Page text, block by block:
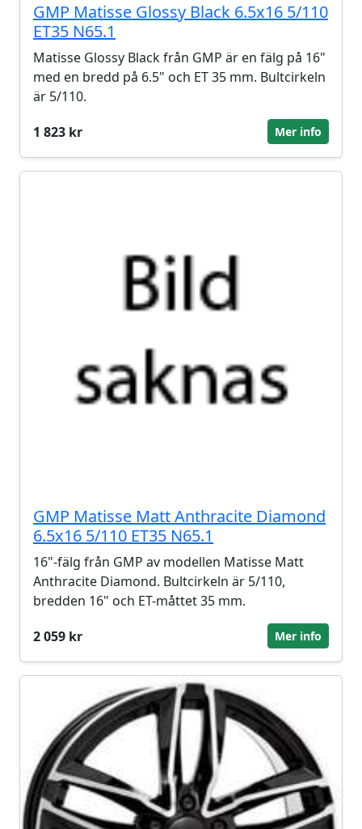
GMP Matisse Glossy Black 6.5x16 5/110
ET35 N65.1
Matisse Glossy Black från GMP är en fälg på 16"
med en bredd på 6.5" och ET 35 mm. Bultcirkeln
är 5/110.
1 823 kr
Mer info
GMP Matisse Matt Anthracite Diamond
6.5x16 5/110 ET35 N65.1
16"-fälg från GMP av modellen Matisse Matt
Anthracite Diamond. Bultcirkeln är 5/110,
bredden 16" och ET-måttet 35 mm.
2 059 kr
Mer info